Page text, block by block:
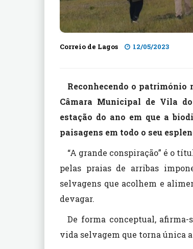
Correio de Lagos 12/05/2023
Reconhecendo o
Câmara Municipal de Vila
estação do ano em que a
paisagens em todo o seu
“A grande conspiração” é o
pelas praias de arribas
selvagens que acolhem e
devagar.
De forma conceptual,
vida selvagem que torna única